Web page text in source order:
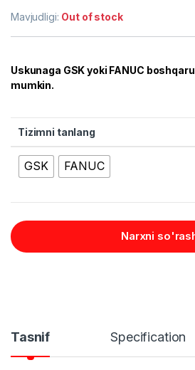
Mavjudligi: Out of stock
Uskunaga GSK yoki FANUC
mumkin.
Tizimni tanlang
GSK FANUC
Narxni
Tasnif Specification